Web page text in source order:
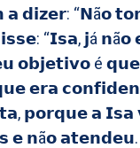
“𝗡ã𝗼
“𝗜𝘀𝗮, 𝗷á
é 𝗾𝘂𝗲
𝗲𝗿𝗮
𝗽𝗼𝗿𝗾𝘂𝗲 𝗮
𝗲 𝗻ã𝗼